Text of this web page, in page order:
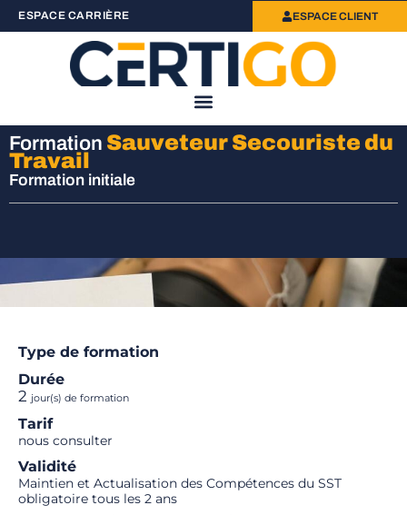
ESPACE CARRIÈRE ESPACE CLIENT
Formation Sauveteur Secouriste du
Travail
Formation initiale
Type de formation
Durée
2 jour(s) de formation
Tarif
nous consulter
Validité
Maintien et Actualisation des Compétences du SST
obligatoire tous les 2 ans